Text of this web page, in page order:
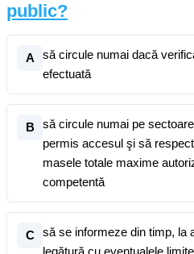
public?
A
să circule numai dacă
efectuată
B
să circule numai pe
permis accesul şi să
masele totale maxime
competentă
C
să se informeze din timp, la
legătură cu eventualele